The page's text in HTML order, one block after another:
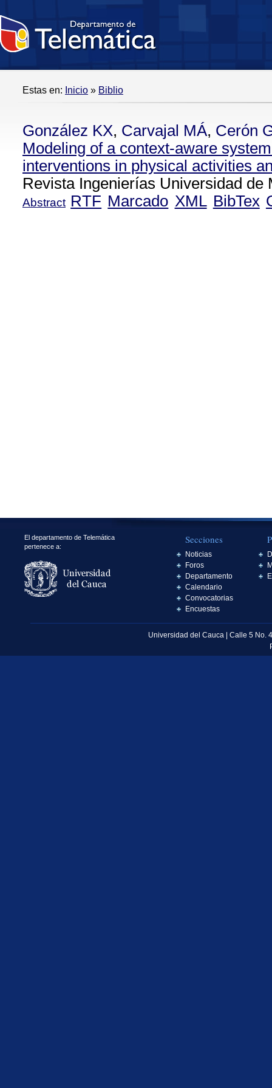
Estas en: Inicio » Biblio
González KX, Carvajal MÁ, Cerón
Modeling of a context-aware
interventions in physical activities
Revista Ingenierías Universidad de
Abstract RTF Marcado XML BibTex
El departamento de Telemática
pertenece a:
Secciones
Noticias
Foros
Departamento
Calendario
Convocatorias
Encuestas
Universidad del Cauca | Calle 5 No.